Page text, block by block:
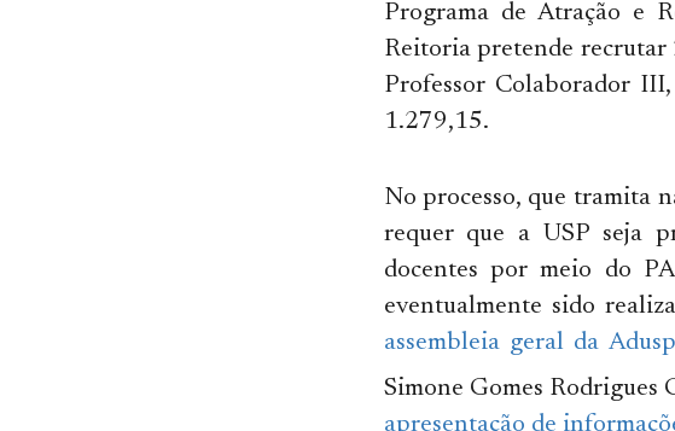
Programa de Atração e
Reitoria pretende recrutar
Professor Colaborador
1.279,15.
No processo, que tramita
requer que a USP seja
docentes por meio do
eventualmente sido
assembleia geral da
Simone Gomes Rodrigues
apresentação de